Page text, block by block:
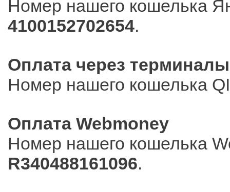
Номер нашего кошелька
4100152702654.
Оплата через
Номер нашего кошелька
Оплата Webmoney
Номер нашего кошелька
R340488161096.